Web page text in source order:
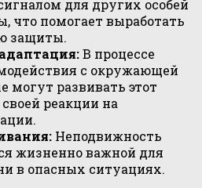
для других особей
что помогает выработать
защиты.
В процессе
с окружающей
могут развивать этот
реакции на
Неподвижность
жизненно важной для
в опасных ситуациях.